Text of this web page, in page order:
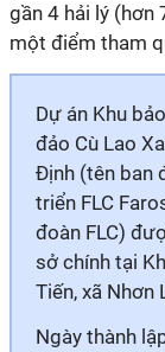
gần 4 hải lý (hơn
một điểm tham
Dự án Khu
đảo Cù Lao
Định (tên ban
triển FLC
đoàn FLC)
sở chính tại
Tiến, xã Nhơn
Ngày thành